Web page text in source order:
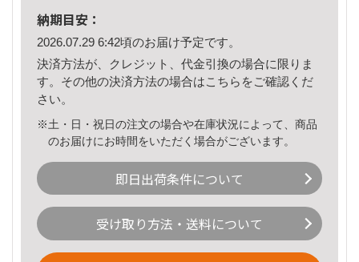
納期目安：
2026.07.29 6:42頃のお届け予定です。
決済方法が、クレジット、代金引換の場合に限りま
す。その他の決済方法の場合はこちら をご確認くだ
さい。
※土・日・祝日の注文の場合や在庫状況によって、商品
のお届けにお時間をいただく場合がございます。
即日出荷条件について
受け取り方法・送料について